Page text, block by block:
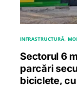
INFRASTRUCTURĂ
Sectorul 6
parcări
biciclete,